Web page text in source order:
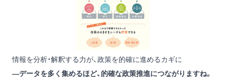
情報を分析・解釈する力が、政策を的確に進めるカギに
―データを多く集めるほど、的確な政策推進につながりますね。